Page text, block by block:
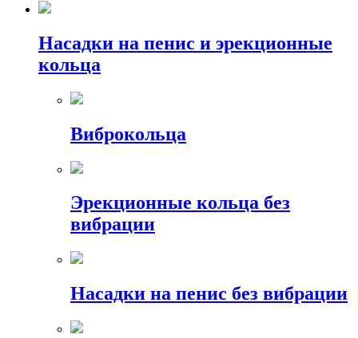
Насадки на пенис и эрекционные
кольца
Виброкольца
Эрекционные кольца без
вибрации
Насадки на пенис без вибрации